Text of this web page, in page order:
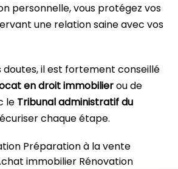
personnelle, vous protégez vos
une relation saine avec vos
doutes, il est fortement conseillé
en droit immobilierou de
le Tribunal administratif du
chaque étape.
Préparation à la vente
immobilier Rénovation